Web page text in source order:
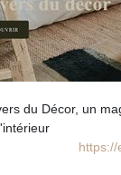
du Décor, un
https://